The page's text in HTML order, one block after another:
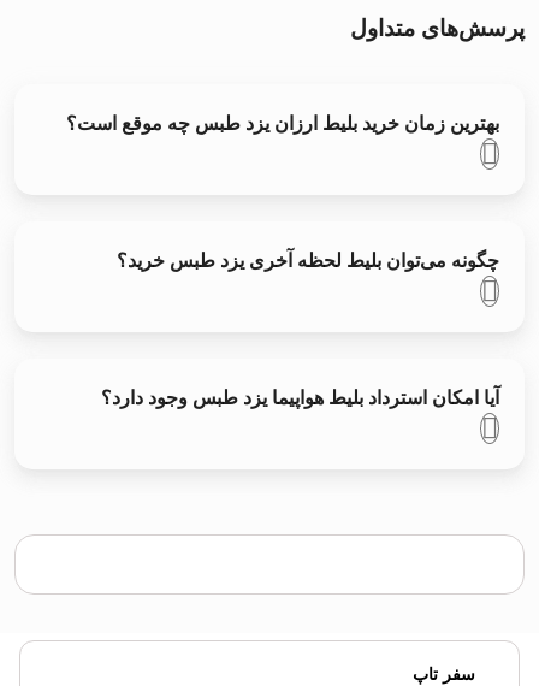
پرسش‌های متداول
بهترین زمان خرید بلیط ارزان یزد طبس چه موقع است؟
چگونه می‌توان بلیط لحظه آخری یزد طبس خرید؟
آیا امکان استرداد بلیط هواپیما یزد طبس وجود دارد؟
سفر تاپ